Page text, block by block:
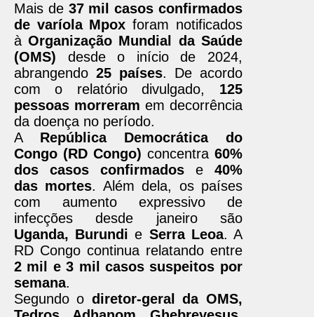
Mais de 37 mil casos confirmados
de varíola Mpox foram notificados
àOrganização Mundial da Saúde
(OMS) desde o início de 2024,
abrangendo 25 países. De acordo
com o relatório divulgado, 125
pessoas morreram em decorrência
da doença no período.
A República Democrática do
Congo (RD Congo) concentra 60%
dos casos confirmadose 40%
das mortes. Além dela, os países
com aumento expressivo de
infecções desde janeiro são
Uganda, Burundi e Serra Leoa. A
RD Congo continua relatando entre
2 mil e 3 mil casos suspeitos por
semana.
Segundo o diretor-geral da OMS,